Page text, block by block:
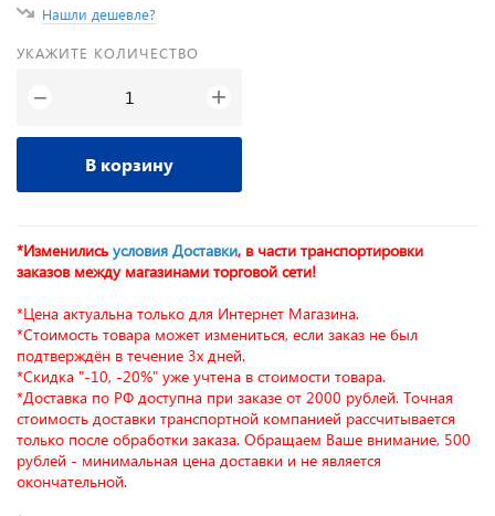
Нашли дешевле?
УКАЖИТЕ КОЛИЧЕСТВО
− +
В корзину
*Изменились условия Доставки, в части транспортировки
заказов между магазинами торговой сети!
*Цена актуальна только для Интернет Магазина.
*Стоимость товара может измениться, если заказ не был
подтверждён в течение 3х дней.
*Скидка "-10, -20%" уже учтена в стоимости товара.
*Доставка по РФ доступна при заказе от 2000 рублей. Точная
стоимость доставки транспортной компанией рассчитывается
только после обработки заказа. Обращаем Ваше внимание, 500
рублей - минимальная цена доставки и не является
окончательной.